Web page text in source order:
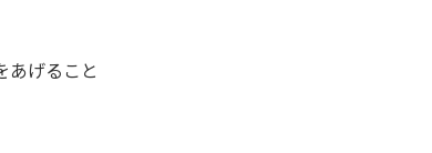
あげること